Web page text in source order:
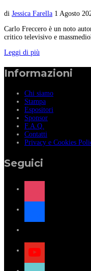
di Jessica Farella 1 Agosto
Carlo Freccero è un noto
critico televisivo e
Leggi di più
Informazioni
Chi siamo
Stampa
Espositori
Sponsor
F.A.Q.
Contatti
Privacy e Cookies
Seguici
instagram
facebook
x
youtube
tiktok